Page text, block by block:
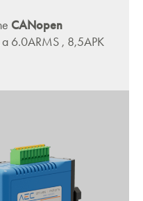
CANopen
6.0ARMS , 8,5APK